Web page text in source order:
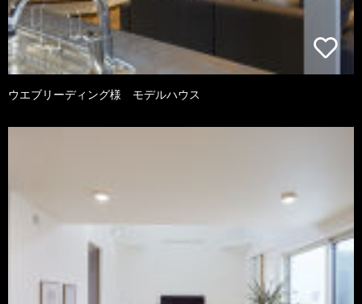
ウエブリーディング様 モデルハウス